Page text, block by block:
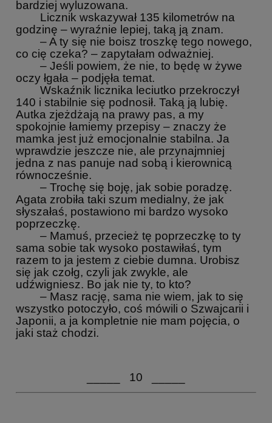
bardziej wyluzowana.
Licznik wskazywał 135 kilometrów na
godzinę – wyraźnie lepiej, taką ją znam.
– A ty się nie boisz troszkę tego nowego,
co cię czeka? – zapytałam odważniej.
– Jeśli powiem, że nie, to będę w żywe
oczy łgała – podjęła temat.
Wskaźnik licznika leciutko przekroczył
140 i stabilnie się podnosił. Taką ją lubię.
Autka zjeżdżają na prawy pas, a my
spokojnie łamiemy przepisy – znaczy że
mamka jest już emocjonalnie stabilna. Ja
wprawdzie jeszcze nie, ale przynajmniej
jedna z nas panuje nad sobą i kierownicą
równocześnie.
– Trochę się boję, jak sobie poradzę.
Agata zrobiła taki szum medialny, że jak
słyszałaś, postawiono mi bardzo wysoko
poprzeczkę.
– Mamuś, przecież tę poprzeczkę to ty
sama sobie tak wysoko postawiłaś, tym
razem to ja jestem z ciebie dumna. Urobisz
się jak czołg, czyli jak zwykle, ale
udźwigniesz. Bo jak nie ty, to kto?
– Masz rację, sama nie wiem, jak to się
wszystko potoczyło, coś mówili o Szwajcarii i
Japonii, a ja kompletnie nie mam pojęcia, o
jaki staż chodzi.
_____ 10 _____